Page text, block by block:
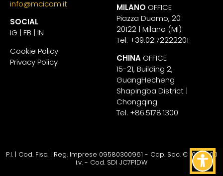
info@mcicom.it
SOCIAL
IG | FB | IN
Cookie Policy
Privacy Policy
MILANO OFFICE
Piazza Duomo, 20
20122 | Milano (MI)
Tel. +39.02.72222201
CHINA OFFICE
15-21, Building 2,
GuangHecheng
Shapingba District |
Chongqing
Tel. +86.5178.1300
P.I. | Cod. Fisc. | Reg. Imprese 09580300961 - Cap. Soc. € 10.200,00
i.v. - Cod. SDI JC7P1DWTorna su